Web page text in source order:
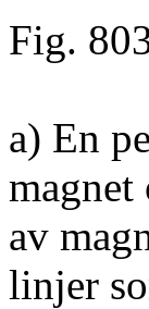
Fig.
a) En
magnet
av
linjer